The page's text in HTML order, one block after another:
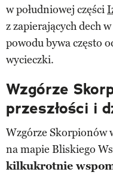
w południowej części
z zapierających dech
powodu bywa często
wycieczki.
Wzgórze
przeszłości i
Wzgórze Skorpionów
na mapie Bliskiego
kilkukrotnie